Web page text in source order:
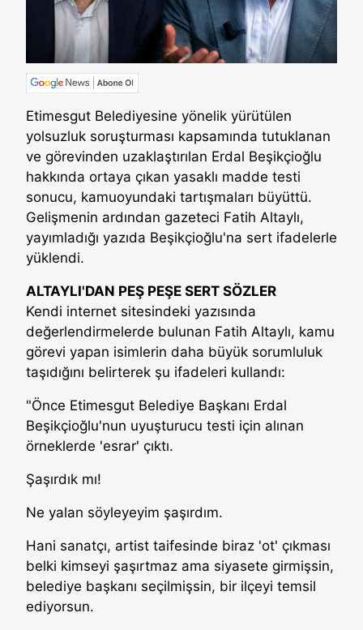
Etimesgut Belediyesine yönelik yürütülen
yolsuzluk soruşturması kapsamında tutuklanan
ve görevinden uzaklaştırılan Erdal Beşikçioğlu
hakkında ortaya çıkan yasaklı madde testi
sonucu, kamuoyundaki tartışmaları büyüttü.
Gelişmenin ardından gazeteci Fatih Altaylı,
yayımladığı yazıda Beşikçioğlu'na sert ifadelerle
yüklendi.
ALTAYLI'DAN PEŞ PEŞE SERT SÖZLER
Kendi internet sitesindeki yazısında
değerlendirmelerde bulunan Fatih Altaylı, kamu
görevi yapan isimlerin daha büyük sorumluluk
taşıdığını belirterek şu ifadeleri kullandı:
"Önce Etimesgut Belediye Başkanı Erdal
Beşikçioğlu'nun uyuşturucu testi için alınan
örneklerde 'esrar' çıktı.
Şaşırdık mı!
Ne yalan söyleyeyim şaşırdım.
Hani sanatçı, artist taifesinde biraz 'ot' çıkması
belki kimseyi şaşırtmaz ama siyasete girmişsin,
belediye başkanı seçilmişsin, bir ilçeyi temsil
ediyorsun.